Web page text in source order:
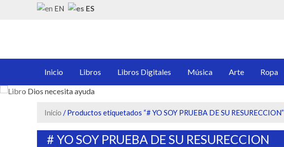
EN ES
Inicio Libros Libros Digitales Música Arte Ropa
Inicio / Productos etiquetados “# YO SOY PRUEBA DE SU RESURECCION”
# YO SOY PRUEBA DE SU RESURECCION